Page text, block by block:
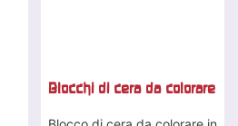
Blocchi di cera da colorare